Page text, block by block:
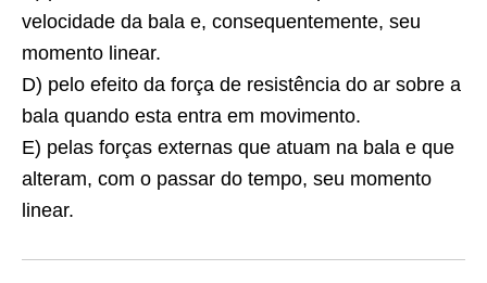
velocidade da bala e, consequentemente, seu
momento linear.
D) pelo efeito da força de resistência do ar sobre a
bala quando esta entra em movimento.
E) pelas forças externas que atuam na bala e que
alteram, com o passar do tempo, seu momento
linear.